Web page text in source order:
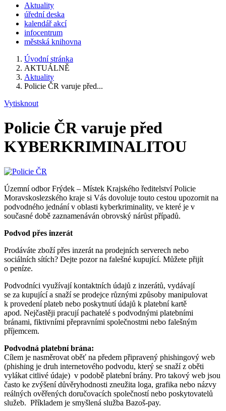
Aktuality
úřední deska
kalendář akcí
infocentrum
městská knihovna
Úvodní stránka
AKTUÁLNĚ
Aktuality
Policie ČR varuje před...
Vytisknout
Policie ČR varuje před
KYBERKRIMINALITOU
Územní odbor Frýdek – Místek Krajského ředitelství Policie
Moravskoslezského kraje si Vás dovoluje touto cestou upozornit na
podvodného jednání v oblasti kyberkriminality, ve které je v
současné době zaznamenáván obrovský nárůst případů.
Podvod přes inzerát
Prodáváte zboží přes inzerát na prodejních serverech nebo
sociálních sítích? Dejte pozor na falešné kupující. Můžete přijít
o peníze.
Podvodníci využívají kontaktních údajů z inzerátů, vydávají
se za kupující a snaží se prodejce různými způsoby manipulovat
k provedení plateb nebo poskytnutí údajů k platební kartě
apod. Nejčastěji pracují pachatelé s podvodnými platebními
bránami, fiktivními přepravními společnostmi nebo falešným
příjemcem.
Podvodná platební brána:
Cílem je nasměrovat oběť na předem připravený phishingový web
(phishing je druh internetového podvodu, který se snaží z oběti
vylákat citlivé údaje) v podobě platební brány. Pro takový web jsou
často ke zvýšení důvěryhodnosti zneužita loga, grafika nebo názvy
reálných ověřených doručovacích společností nebo poskytovatelů
služeb. Příkladem je smyšlená služba Bazoš-pay.